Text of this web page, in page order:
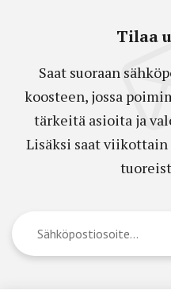
Tilaa
Saat suoraan
koosteen, jossa
tärkeitä asioita ja
Lisäksi saat